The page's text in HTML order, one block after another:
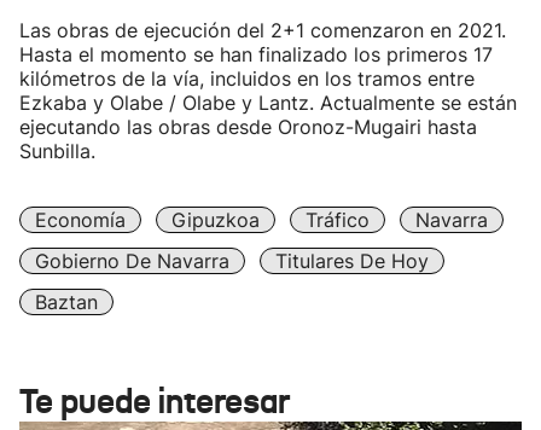
Las obras de ejecución del 2+1 comenzaron en 2021.
Hasta el momento se han finalizado los primeros 17
kilómetros de la vía, incluidos en los tramos entre
Ezkaba y Olabe / Olabe y Lantz. Actualmente se están
ejecutando las obras desde Oronoz-Mugairi hasta
Sunbilla.
Economía Gipuzkoa Tráfico
Navarra
Gobierno De Navarra
Titulares De Hoy
Baztan
Te puede interesar